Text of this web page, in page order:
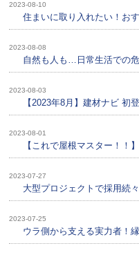
2023-08-10
住まいに取り入れたい！お
2023-08-08
自然も人も…日常生活での
2023-08-03
【2023年8月】建材ナビ 初
2023-08-01
【これで屋根マスター！！
2023-07-27
大型プロジェクトで採用続
2023-07-25
ウラ側から支える実力者！